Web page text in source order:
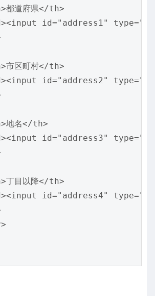
道府県</th>
id="address1"
区町村</th>
id="address2"
地名</th>
id="address3"
目以降</th>
id="address4"